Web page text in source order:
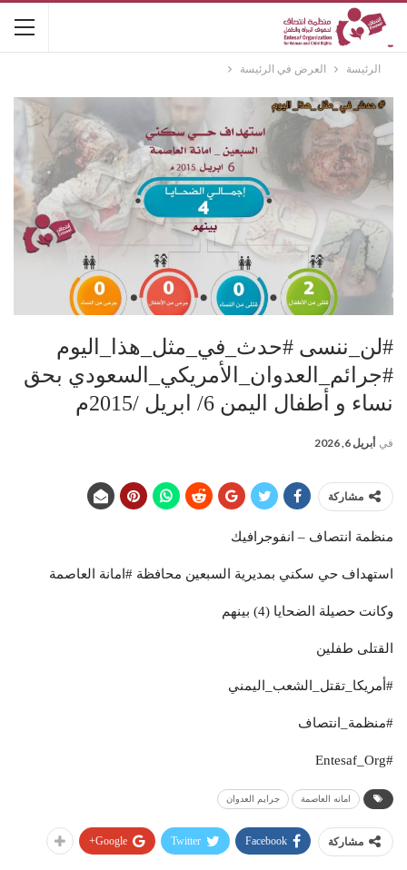
الرئيسة العرض في الرئيسة
#لن_ننسى #حدث_في_مثل_هذا_اليوم
#جرائم_العدوان_الأمريكي_السعودي بحق
نساء و أطفال اليمن 6/ ابريل /2015م
في أبريل 6, 2026
مشاركة
منظمة انتصاف – انفوجرافيك
استهداف حي سكني بمديرية السبعين محافظة #امانة العاصمة
وكانت حصيلة الضحايا (4) بينهم
القتلى طفلين
#أمريكا_تقتل_الشعب_اليمني
#منظمة_انتصاف
#Entesaf_Org
امانه العاصمة جرايم العدوان
مشاركة Facebook
Twitter
Google+